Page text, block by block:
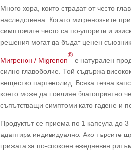
Много хора, които страдат от често
наследствена. Когато мигренозните
симптомите често са по-упорити и
решения могат да бъдат ценен
Мигренон / Migrenon
®
е натурален
силно главоболие. Той съдържа
вещество партенолид. Всяка течна
което може да повлияе благоприятно
съпътстващи симптоми като гадене и
Продуктът се приема по 1 капсула до
адаптира индивидуално. Ако търсите
грижата за по-спокоен ежедневен